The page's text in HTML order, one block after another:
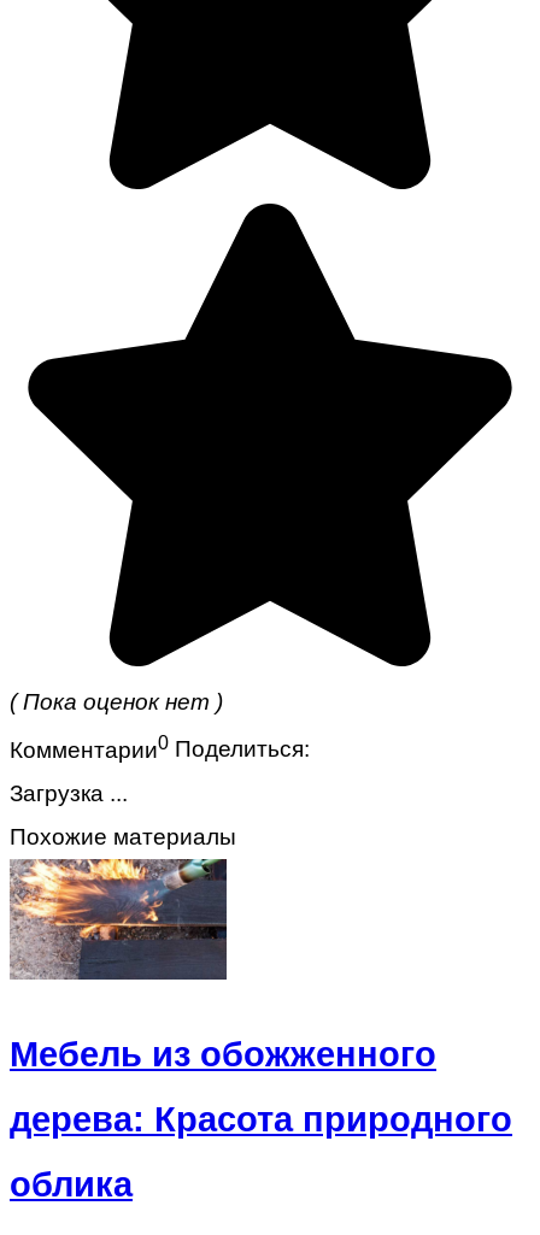
( Пока оценок нет )
Комментарии0 Поделиться:
Загрузка ...
Похожие материалы
Мебель из обожженного
дерева: Красота природного
облика